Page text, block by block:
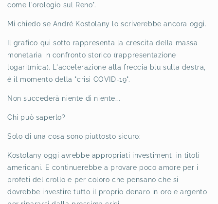
come l'orologio sul Reno".
Mi chiedo se André Kostolany lo scriverebbe ancora oggi.
Il grafico qui sotto rappresenta la crescita della massa
monetaria in confronto storico (rappresentazione
logaritmica). L'accelerazione alla freccia blu sulla destra,
è il momento della "crisi COVID-19".
Non succederà niente di niente...
Chi può saperlo?
Solo di una cosa sono piuttosto sicuro:
Kostolany oggi avrebbe appropriati investimenti in titoli
americani. E continuerebbe a provare poco amore per i
profeti del crollo e per coloro che pensano che si
dovrebbe investire tutto il proprio denaro in oro e argento